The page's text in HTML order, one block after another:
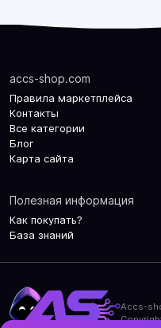
accs-shop.com
Правила маркетплейса
Контакты
Все категории
Блог
Карта сайта
Полезная информация
Как покупать?
База знаний
Accs-